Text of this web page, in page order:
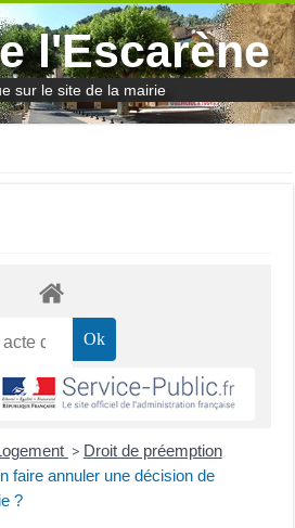
l'Escarène
sur le site de la mairie
> Droit de préemption
faire annuler une décision de
?